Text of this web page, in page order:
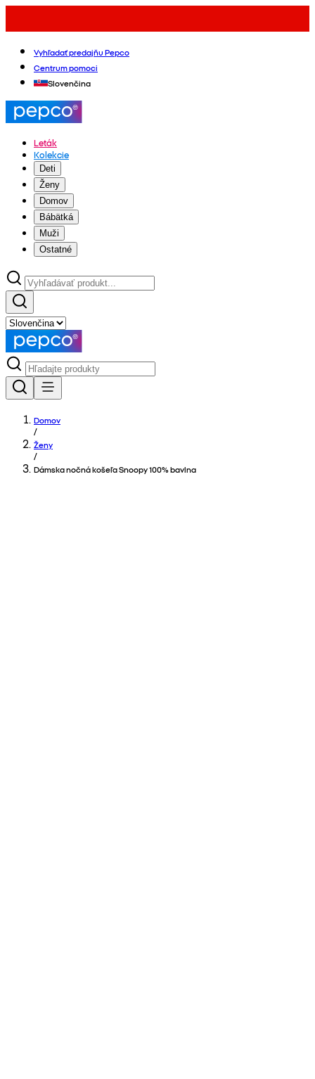
Vyhľadať predajňu Pepco
Centrum pomoci
Slovenčina
Leták
Kolekcie
Deti
Ženy
Domov
Bábätká
Muži
Ostatné
Domov
/
Ženy
/
Dámska nočná košeľa Snoopy 100% bavlna